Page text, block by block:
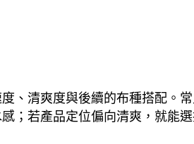
、清爽度與後續的布種搭配。
；若產品定位偏向清爽，就能